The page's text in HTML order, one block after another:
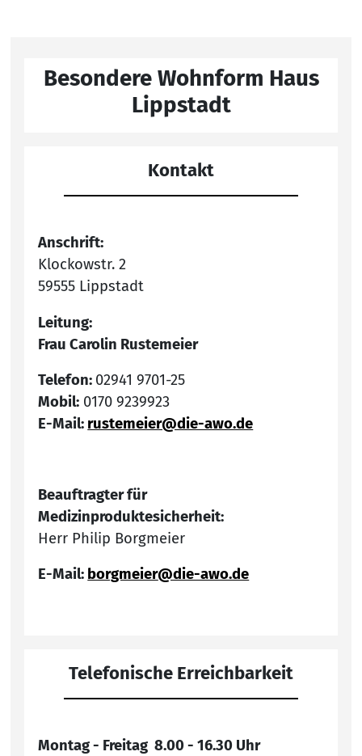
Besondere Wohnform Haus
Lippstadt
Kontakt
Anschrift:
Klockowstr. 2
59555 Lippstadt
Leitung:
Frau Carolin Rustemeier
Telefon: 02941 9701-25
Mobil: 0170 9239923
E-Mail: rustemeier@die-awo.de
Beauftragter für
Medizinproduktesicherheit:
Herr Philip Borgmeier
E-Mail: borgmeier@die-awo.de
Telefonische Erreichbarkeit
Montag - Freitag 8.00 - 16.30 Uhr